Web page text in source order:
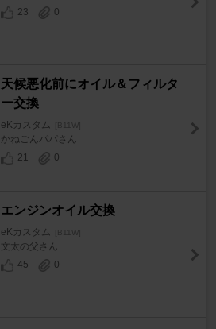
23 0
天候悪化前にオイル＆フィルタ
ー交換
eKカスタム [B11W]
かねごんパパさん
21
0
エンジンオイル交換
eKカスタム [B11W]
文太の父さん
45
0